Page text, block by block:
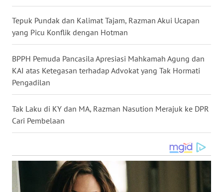
Tepuk Pundak dan Kalimat Tajam, Razman Akui Ucapan
yang Picu Konflik dengan Hotman
BPPH Pemuda Pancasila Apresiasi Mahkamah Agung dan
KAI atas Ketegasan terhadap Advokat yang Tak Hormati
Pengadilan
Tak Laku di KY dan MA, Razman Nasution Merajuk ke DPR
Cari Pembelaan
WN
KALTARA
WN
KALSEL
WN
WN
WN
GORONTALO